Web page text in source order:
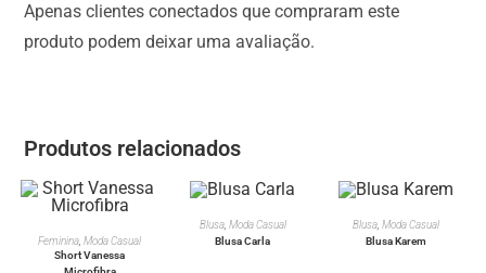
Apenas clientes conectados que compraram este
produto podem deixar uma avaliação.
Produtos relacionados
VER OPÇÕES
Feminina,Moda Casual
Short Vanessa
VER OPÇÕES
Blusa, Moda Casual
Blusa Carla
VER OPÇÕES
Blusa ,Moda Casual
Blusa Karem